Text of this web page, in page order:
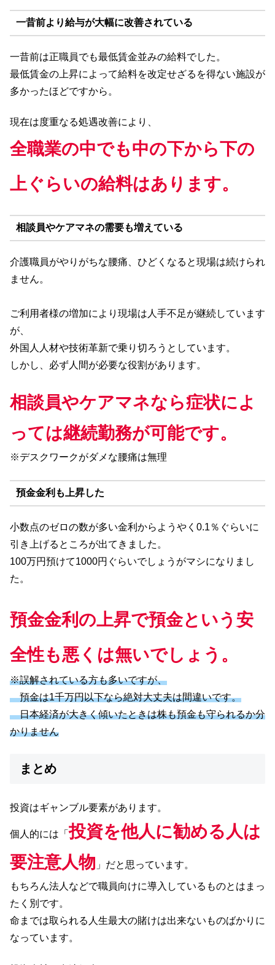
一昔前より給与が大幅に改善されている
一昔前は正職員でも最低賃金並みの給料でした。
最低賃金の上昇によって給料を改定せざるを得ない施設が
多かったほどですから。
現在は度重なる処遇改善により、
全職業の中でも中の下から下の
上ぐらいの給料はあります。
相談員やケアマネの需要も増えている
介護職員がやりがちな腰痛、ひどくなると現場は続けられ
ません。
ご利用者様の増加により現場は人手不足が継続しています
が、
外国人人材や技術革新で乗り切ろうとしています。
しかし、必ず人間が必要な役割があります。
相談員やケアマネなら症状によ
っては継続勤務が可能です。
※デスクワークがダメな腰痛は無理
預金金利も上昇した
小数点のゼロの数が多い金利からようやく0.1％ぐらいに
引き上げるところが出てきました。
100万円預けて1000円ぐらいでしょうがマシになりまし
た。
預金金利の上昇で預金という安
全性も悪くは無いでしょう。
※誤解されている方も多いですが、
預金は1千万円以下なら絶対大丈夫は間違いです。
日本経済が大きく傾いたときは株も預金も守られるか分
かりません
まとめ
投資はギャンブル要素があります。
個人的には「投資を他人に勧める人は
要注意人物 」だと思っています。
もちろん法人などで職員向けに導入しているものとはまっ
たく別です。
命までは取られる人生最大の賭けは出来ないものばかりに
なっています。